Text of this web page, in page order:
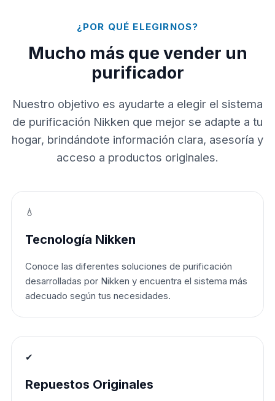
¿POR QUÉ ELEGIRNOS?
Mucho más que vender un
purificador
Nuestro objetivo es ayudarte a elegir el sistema
de purificación Nikken que mejor se adapte a tu
hogar, brindándote información clara, asesoría y
acceso a productos originales.
💧
Tecnología Nikken
Conoce las diferentes soluciones de purificación
desarrolladas por Nikken y encuentra el sistema más
adecuado según tus necesidades.
✔
Repuestos Originales